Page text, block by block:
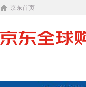
京东首页